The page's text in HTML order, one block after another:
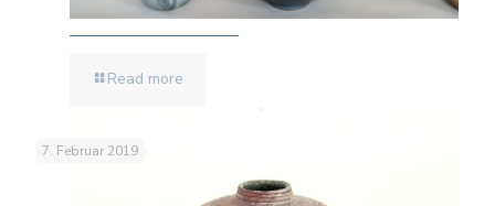
Read more
7. Februar 2019